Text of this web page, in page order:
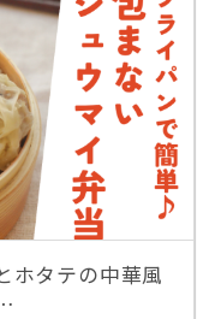
ホタテの中華風